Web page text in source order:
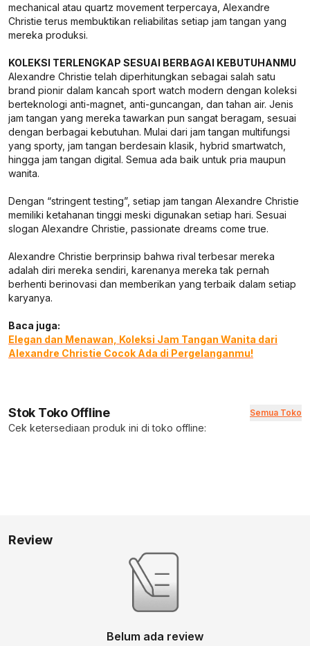
mechanical atau quartz movement terpercaya, Alexandre
Christie terus membuktikan reliabilitas setiap jam tangan yang
mereka produksi.
KOLEKSI TERLENGKAP SESUAI BERBAGAI KEBUTUHANMU
Alexandre Christie telah diperhitungkan sebagai salah satu
brand pionir dalam kancah sport watch modern dengan koleksi
berteknologi anti-magnet, anti-guncangan, dan tahan air. Jenis
jam tangan yang mereka tawarkan pun sangat beragam, sesuai
dengan berbagai kebutuhan. Mulai dari jam tangan multifungsi
yang sporty, jam tangan berdesain klasik, hybrid smartwatch,
hingga jam tangan digital. Semua ada baik untuk pria maupun
wanita.
Dengan “stringent testing”, setiap jam tangan Alexandre Christie
memiliki ketahanan tinggi meski digunakan setiap hari. Sesuai
slogan Alexandre Christie, passionate dreams come true.
Alexandre Christie berprinsip bahwa rival terbesar mereka
adalah diri mereka sendiri, karenanya mereka tak pernah
berhenti berinovasi dan memberikan yang terbaik dalam setiap
karyanya.
Baca juga:
Elegan dan Menawan, Koleksi Jam Tangan Wanita dari
Alexandre Christie Cocok Ada di Pergelanganmu!
Stok Toko Offline Semua Toko
Cek ketersediaan produk ini di toko offline:
Review
Belum ada review